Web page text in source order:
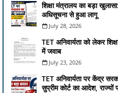
शिक्षा मंत्रालय का बड़ा
अधिसूचना से हुआ लागू
July 28, 2026
TET अनिवार्यता को लेकर
में जवाब
July 23, 2026
TET अनिवार्यता पर केंद्र
सुप्रीम कोर्ट का आदेश, राज्यों